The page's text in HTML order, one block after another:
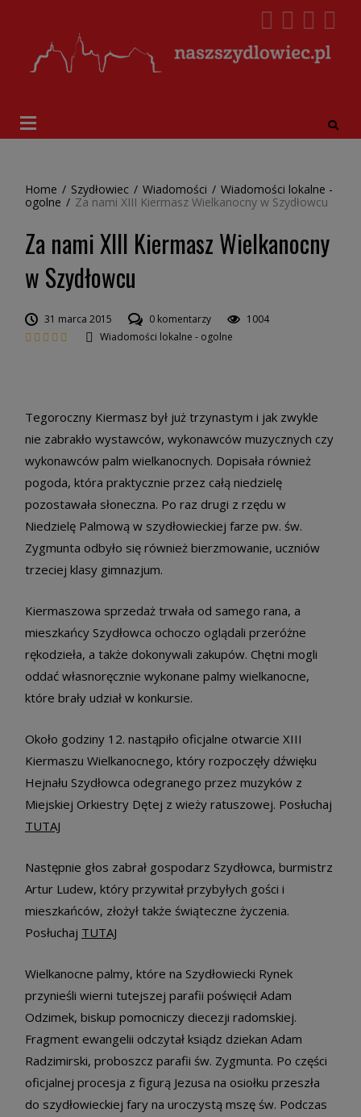
Home / Szydłowiec / Wiadomości / Wiadomości lokalne -
ogolne / Za nami XIII Kiermasz Wielkanocny w Szydłowcu
Za nami XIII Kiermasz Wielkanocny
w Szydłowcu
31 marca 2015 0 komentarzy
1004
Wiadomości lokalne - ogolne
Tegoroczny Kiermasz był już trzynastym i jak zwykle
nie zabrakło wystawców, wykonawców muzycznych czy
wykonawców palm wielkanocnych. Dopisała również
pogoda, która praktycznie przez całą niedzielę
pozostawała słoneczna. Po raz drugi z rzędu w
Niedzielę Palmową w szydłowieckiej farze pw. św.
Zygmunta odbyło się również bierzmowanie, uczniów
trzeciej klasy gimnazjum.
Kiermaszowa sprzedaż trwała od samego rana, a
mieszkańcy Szydłowca ochoczo oglądali przeróżne
rękodzieła, a także dokonywali zakupów. Chętni mogli
oddać własnoręcznie wykonane palmy wielkanocne,
które brały udział w konkursie.
Około godziny 12. nastąpiło oficjalne otwarcie XIII
Kiermaszu Wielkanocnego, który rozpoczęły dźwięku
Hejnału Szydłowca odegranego przez muzyków z
Miejskiej Orkiestry Dętej z wieży ratuszowej. Posłuchaj
TUTAJ
Następnie głos zabrał gospodarz Szydłowca, burmistrz
Artur Ludew, który przywitał przybyłych gości i
mieszkańców, złożył także świąteczne życzenia.
Posłuchaj TUTAJ
Wielkanocne palmy, które na Szydłowiecki Rynek
przynieśli wierni tutejszej parafii poświęcił Adam
Odzimek, biskup pomocniczy diecezji radomskiej.
Fragment ewangelii odczytał ksiądz dziekan Adam
Radzimirski, proboszcz parafii św. Zygmunta. Po części
oficjalnej procesja z figurą Jezusa na osiołku przeszła
do szydłowieckiej fary na uroczystą mszę św. Podczas